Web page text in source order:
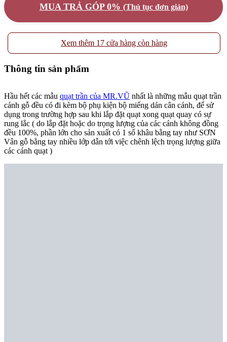
MUA TRẢ GÓP 0% (Thủ tục đơn giản)
Xem thêm 17 cửa hàng còn hàng
Thông tin sản phẩm
Hầu hết các mẫu quạt trần của MR.VŨ nhất là những mẫu quạt trần
cánh gỗ đều có đi kèm bộ phụ kiện bộ miếng dán cân cánh, để sử
dụng trong trường hợp sau khi lắp đặt quạt xong quạt quay có sự
rung lắc ( do lắp đặt hoặc do trọng lượng của các cánh không đồng
đều 100%, phần lớn cho sản xuất có 1 số khâu bằng tay như SƠN
Vân gỗ bằng tay nhiều lớp dẫn tới việc chênh lệch trọng lượng giữa
các cánh quạt )